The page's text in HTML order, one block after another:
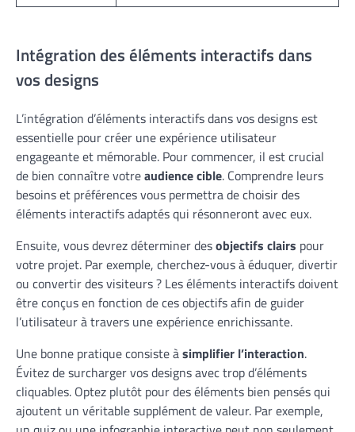
Intégration des éléments interactifs dans
vos designs
L’intégration d’éléments interactifs dans vos designs est
essentielle pour créer une expérience utilisateur
engageante et mémorable. Pour commencer, il est crucial
de bien connaître votreaudience cible. Comprendre leurs
besoins et préférences vous permettra de choisir des
éléments interactifs adaptés qui résonneront avec eux.
Ensuite, vous devrez déterminer desobjectifs clairs pour
votre projet. Par exemple, cherchez-vous à éduquer, divertir
ou convertir des visiteurs ? Les éléments interactifs doivent
être conçus en fonction de ces objectifs afin de guider
l’utilisateur à travers une expérience enrichissante.
Une bonne pratique consiste àsimplifier l’interaction.
Évitez de surcharger vos designs avec trop d’éléments
cliquables. Optez plutôt pour des éléments bien pensés qui
ajoutent un véritable supplément de valeur. Par exemple,